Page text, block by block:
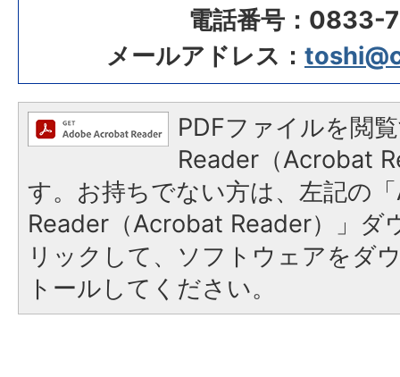
電話番号：0833-
メールアドレス：
PDFファイルを閲
Reader（Acrobat
す。お持ちでない方は、左記の
Reader（Acrobat Reader）」ダ
リックして、ソフトウェアをダ
トールしてください。